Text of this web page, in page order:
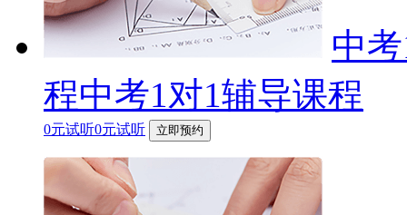
中
程中考1对1辅导课程
0元试听0元试听 立即预约